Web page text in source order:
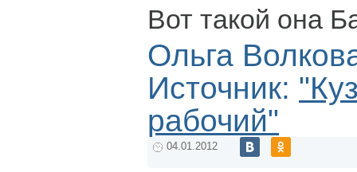
Вот такой она
Ольга
Источник:
рабочий"
04.01.2012